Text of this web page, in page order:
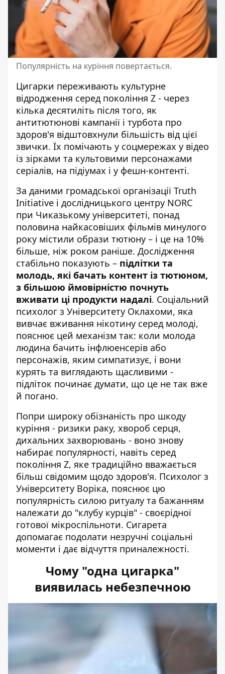
Популярність на куріння повертається.
Цигарки переживають культурне
відродження серед покоління Z - через
кілька десятиліть після того, як
антитютюнові кампанії і турбота про
здоров'я відштовхнули більшість від цієї
звички. Їх помічають у соцмережах у відео
із зірками та культовими персонажами
серіалів, на підіумах і у фешн-контенті.
За даними громадської організації Truth
Initiative і дослідницького центру NORC
при Чиказькому університеті, понад
половина найкасовіших фільмів минулого
року містили образи тютюну – і це на 10%
більше, ніж роком раніше. Дослідження
стабільно показують – підлітки та
молодь, які бачать контент із тютюном,
з більшою ймовірністю почнуть
вживати ці продукти надалі. Соціальний
психолог з Університету Оклахоми, яка
вивчає вживання нікотину серед молоді,
пояснює цей механізм так: коли молода
людина бачить інфлюенсерів або
персонажів, яким симпатизує, і вони
курять та виглядають щасливими -
підліток починає думати, що це не так вже
й погано.
Попри широку обізнаність про шкоду
куріння - ризики раку, хвороб серця,
дихальних захворювань - воно знову
набирає популярності, навіть серед
покоління Z, яке традиційно вважається
більш свідомим щодо здоров'я. Психолог з
Університету Воріка, пояснює цю
популярність силою ритуалу та бажанням
належати до "клубу курців" - своєрідної
готової мікроспільноти. Сигарета
допомагає подолати незручні соціальні
моменти і дає відчуття приналежності.
Чому "одна цигарка"
виявилась небезпечною